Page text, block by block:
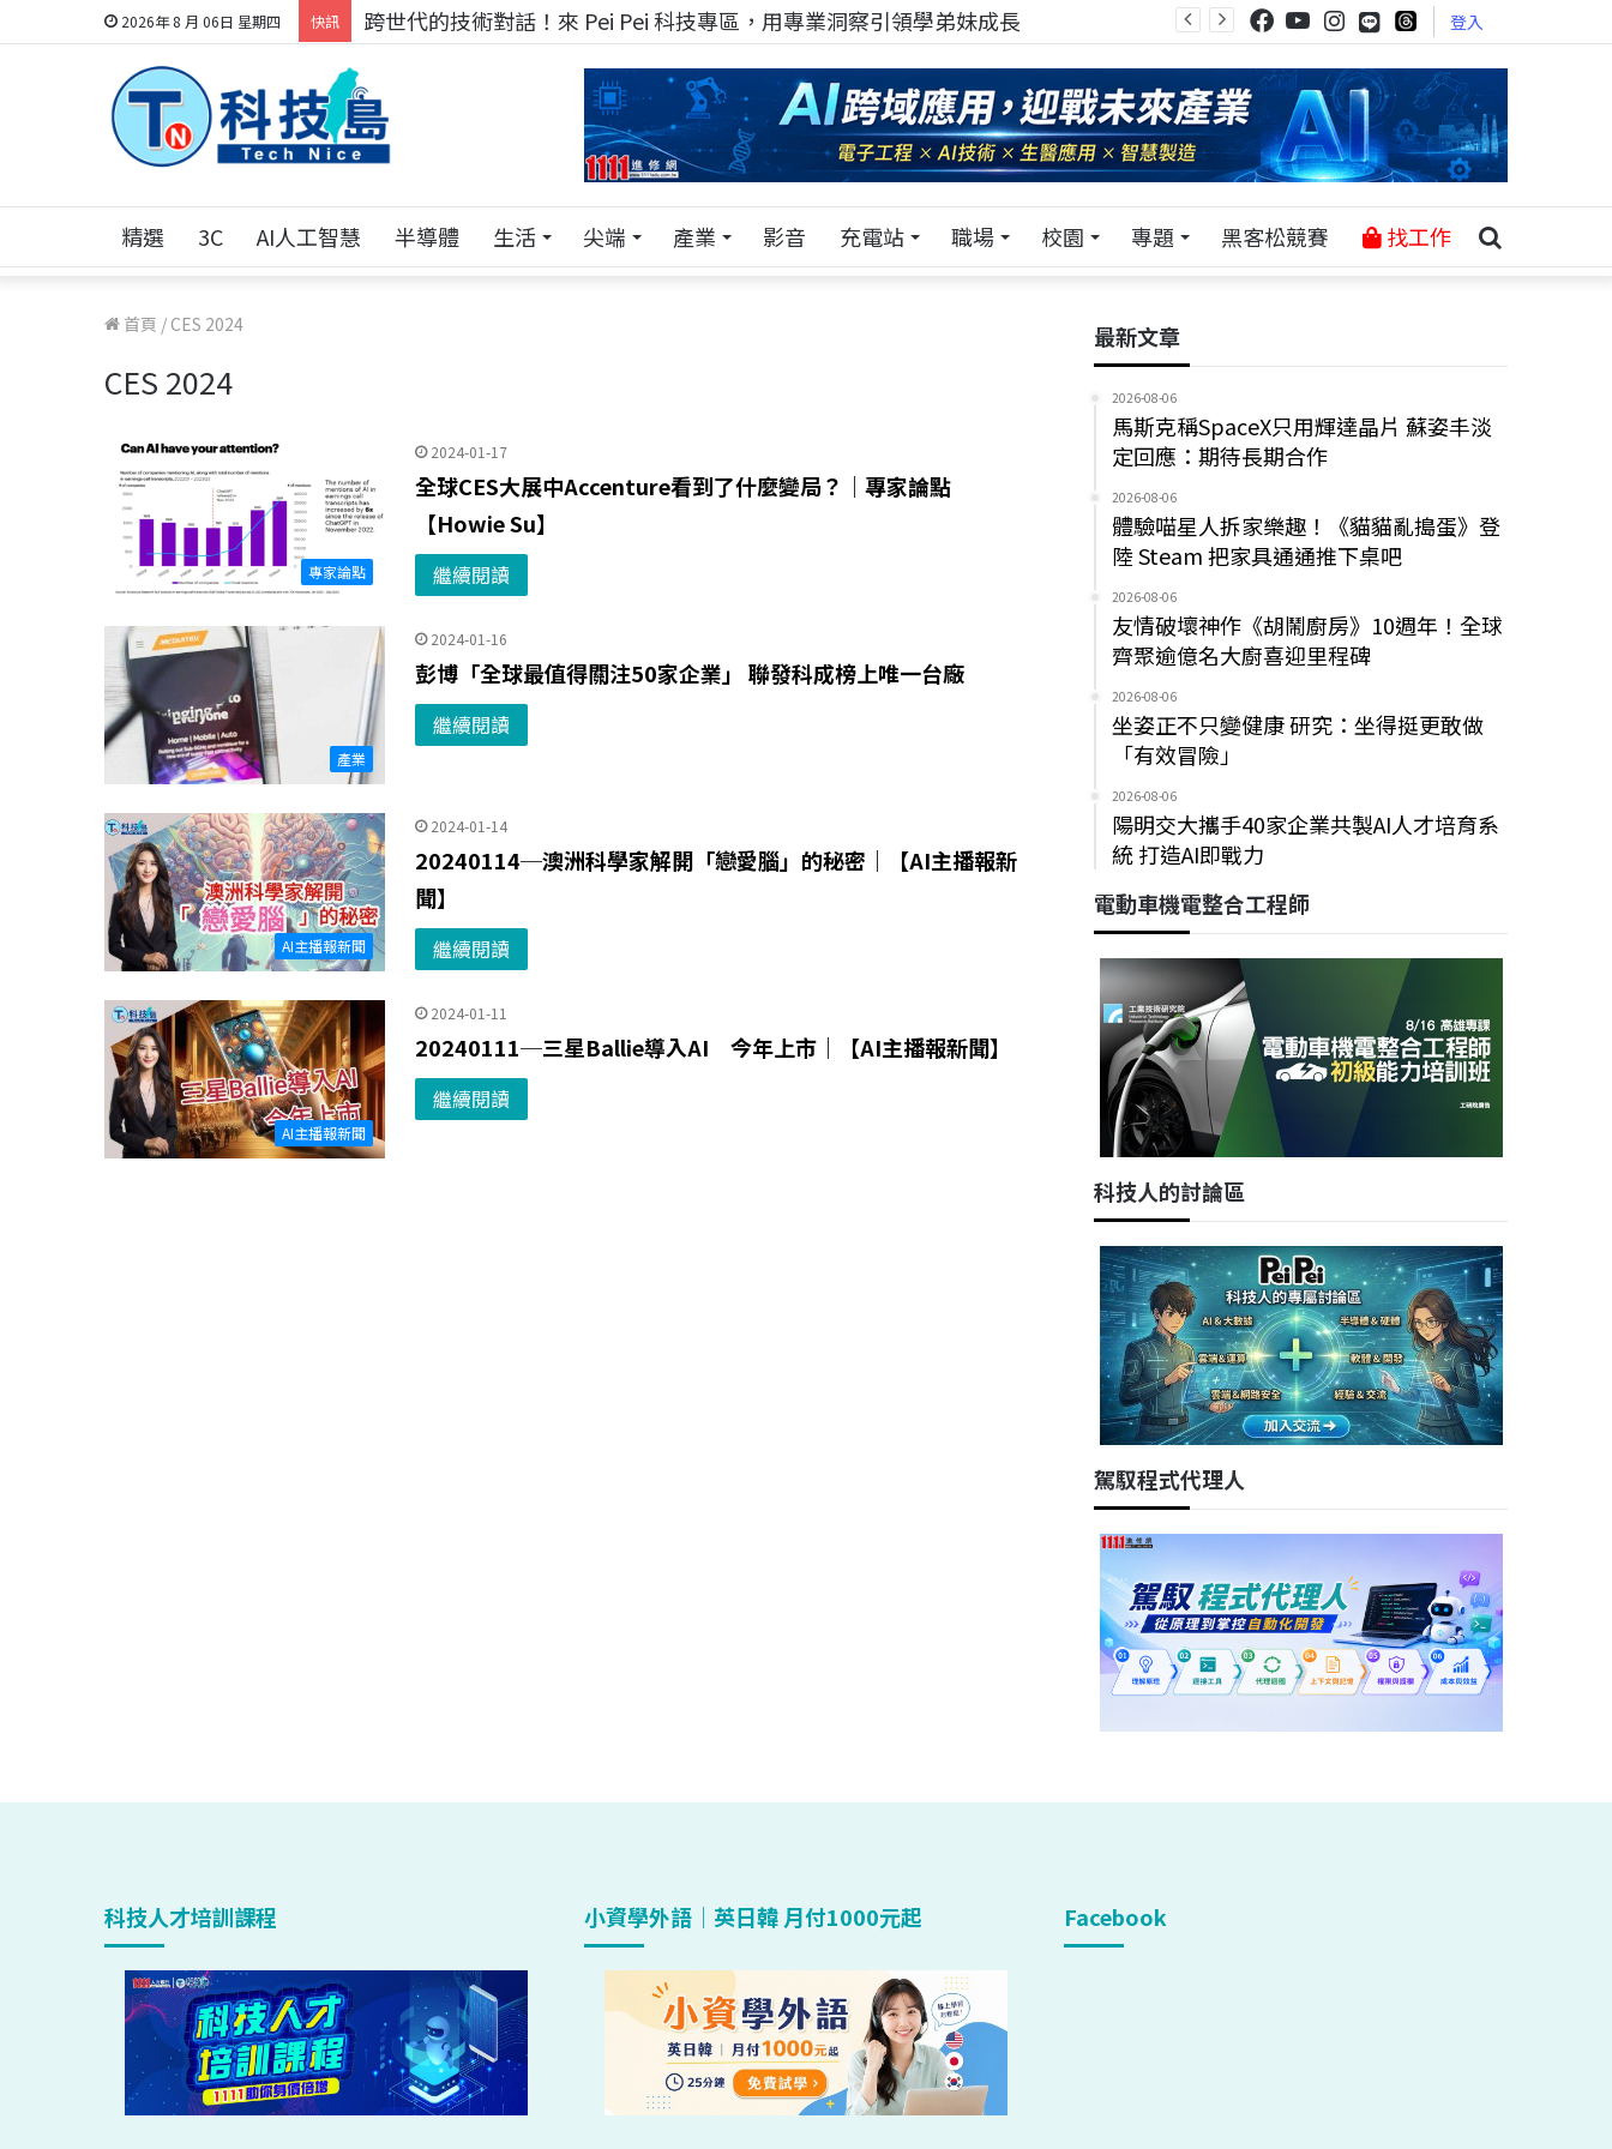
2026年 8 月 06日 星期四 快訊 跨世代的技術對話！來 Pei Pei 科技專區，用專業洞察引領學弟妹成長 登入
精選 3C AI人工智慧 半導體 生活 尖端 產業 影音 充電站 職場 校園 專題 黑客松競賽 找工作
首頁 / CES 2024
CES 2024
專家論點
2024-01-17
全球CES大展中Accenture看到了什麼變局？｜專家論點
【Howie Su】
繼續閱讀
產業
2024-01-16
彭博「全球最值得關注50家企業」 聯發科成榜上唯一台廠
繼續閱讀
AI主播報新聞
2024-01-14
20240114─澳洲科學家解開「戀愛腦」的秘密｜【AI主播報新
聞】
繼續閱讀
AI主播報新聞
2024-01-11
20240111─三星Ballie導入AI 今年上市｜【AI主播報新聞】
繼續閱讀
最新文章
2026-08-06
馬斯克稱SpaceX只用輝達晶片 蘇姿丰淡
定回應：期待長期合作
2026-08-06
體驗喵星人拆家樂趣！《貓貓亂搗蛋》登
陸 Steam 把家具通通推下桌吧
2026-08-06
友情破壞神作《胡鬧廚房》10週年！全球
齊聚逾億名大廚喜迎里程碑
2026-08-06
坐姿正不只變健康 研究：坐得挺更敢做
「有效冒險」
2026-08-06
陽明交大攜手40家企業共製AI人才培育系
統 打造AI即戰力
電動車機電整合工程師
科技人的討論區
駕馭程式代理人
科技人才培訓課程 小資學外語｜英日韓 月付1000元起 Facebook